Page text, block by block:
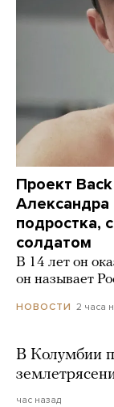
Проект
Александра
подростка,
солдатом
В 14 лет он
он называет
НОВОСТИ 2 часа
В Колумбии
час назад